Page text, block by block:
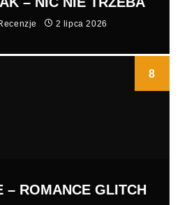
2 lipca 2026
8
– ROMANCE GLITCH